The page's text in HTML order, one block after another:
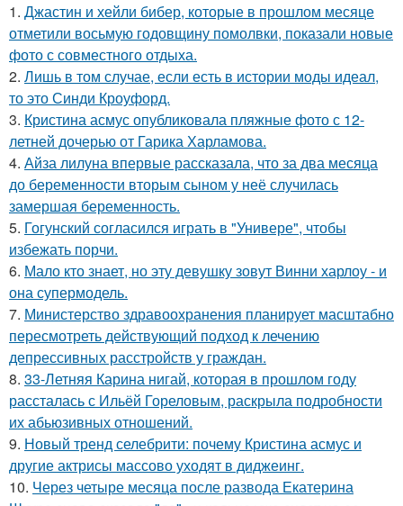
1. Джастин и хейли бибер, которые в прошлом месяце
отметили восьмую годовщину помолвки, показали новые
фото с совместного отдыха.
2. Лишь в том случае, если есть в истории моды идеал,
то это Синди Кроуфорд.
3. Кристина асмус опубликовала пляжные фото с 12-
летней дочерью от Гарика Харламова.
4. Айза лилуна впервые рассказала, что за два месяца
до беременности вторым сыном у неё случилась
замершая беременность.
5. Гогунский согласился играть в "Универе", чтобы
избежать порчи.
6. Мало кто знает, но эту девушку зовут Винни харлоу - и
она супермодель.
7. Министерство здравоохранения планирует масштабно
пересмотреть действующий подход к лечению
депрессивных расстройств у граждан.
8. 33-Летняя Карина нигай, которая в прошлом году
рассталась с Ильёй Гореловым, раскрыла подробности
их абьюзивных отношений.
9. Новый тренд селебрити: почему Кристина асмус и
другие актрисы массово уходят в диджеинг.
10. Через четыре месяца после развода Екатерина